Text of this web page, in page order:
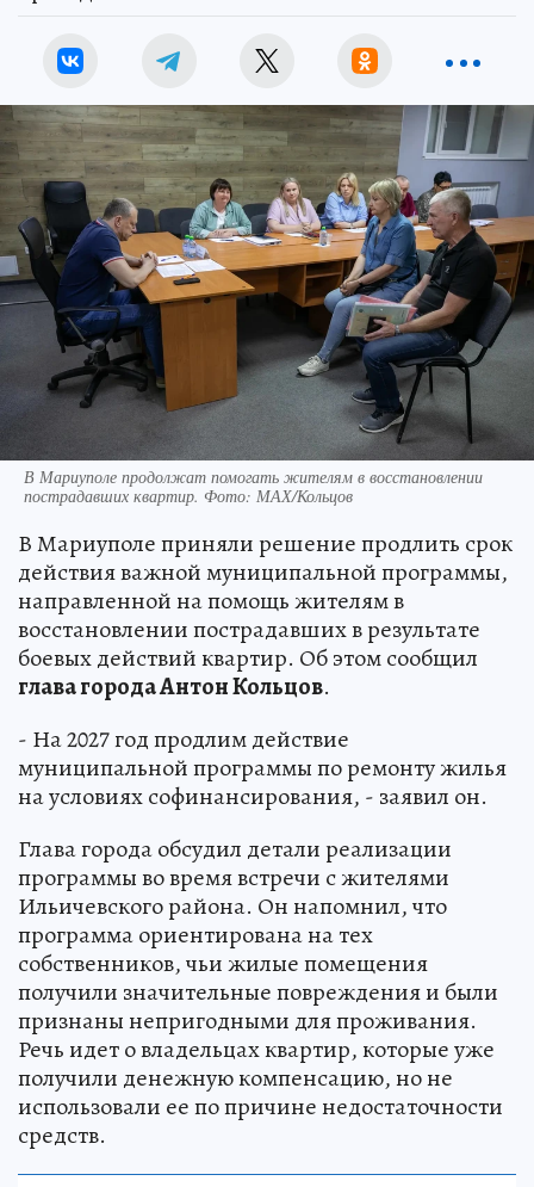
В Мариуполе продолжат помогать жителям в восстановлении
пострадавших квартир. Фото: МАХ/Кольцов
В Мариуполе приняли решение продлить срок
действия важной муниципальной программы,
направленной на помощь жителям в
восстановлении пострадавших в результате
боевых действий квартир. Об этом сообщил
глава города Антон Кольцов.
- На 2027 год продлим действие
муниципальной программы по ремонту жилья
на условиях софинансирования, - заявил он.
Глава города обсудил детали реализации
программы во время встречи с жителями
Ильичевского района. Он напомнил, что
программа ориентирована на тех
собственников, чьи жилые помещения
получили значительные повреждения и были
признаны непригодными для проживания.
Речь идет о владельцах квартир, которые уже
получили денежную компенсацию, но не
использовали ее по причине недостаточности
средств.